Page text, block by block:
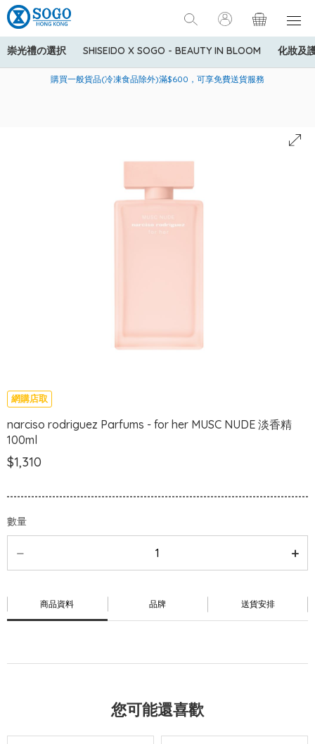
崇光禮の選択 SHISEIDO X SOGO - BEAUTY IN BLOOM 化妝及
美國運通Explorer®信用卡會員購物禮遇：高達5%簽賬回贈！
購買一般貨品(冷凍食品除外)滿$600，可享免費送貨服務
寄送中國內地服務只適用於指定商品，若訂單金額少於HK$600(折
網購店取
narciso rodriguez Parfums - for her MUSC NUDE 淡香精
100ml
$1,310
數量
商品資料 品牌 送貨安排
您可能還喜歡